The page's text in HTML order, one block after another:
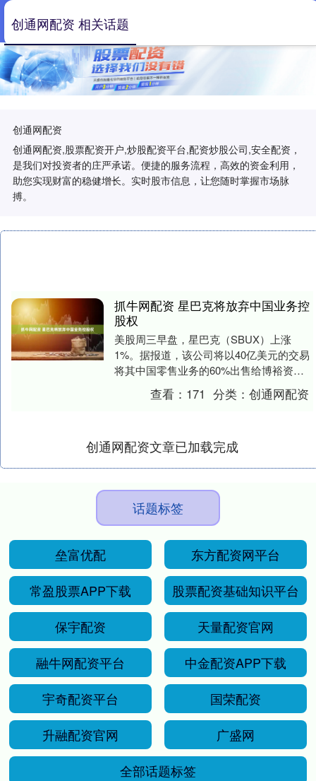
创通网配资
创通网配资,股票配资开户,炒股配资平台,配资炒股公司,安全配资，
是我们对投资者的庄严承诺。便捷的服务流程，高效的资金利用，
助您实现财富的稳健增长。实时股市信息，让您随时掌握市场脉
搏。
创通网配资 相关话题
抓牛网配资 星巴克将放弃中国业务控
股权
美股周三早盘，星巴克（SBUX）上涨
1%。据报道，该公司将以40亿美元的交易
将其中国零售业务的60%出售给博裕资
本，同时保留40%股份和品牌授权，以在
激烈竞争中....
查看： 171 分类：创通网配资
创通网配资文章已加载完成
话题标签
垒富优配
东方配资网平台
常盈股票APP下载
股票配资基础知识平台
保宇配资
天量配资官网
融牛网配资平台
中金配资APP下载
宇奇配资平台
国荣配资
升融配资官网
广盛网
全部话题标签